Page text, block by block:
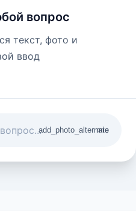
вопрос
текст, фото и
ввод
add_photo_alternate
mic